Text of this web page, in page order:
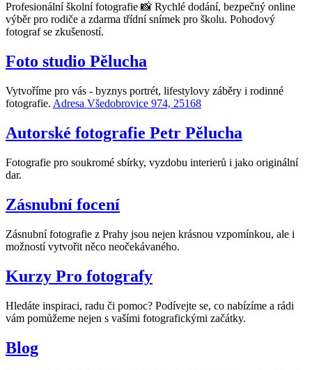
Profesionální školní fotografie 📸 Rychlé dodání, bezpečný online
výběr pro rodiče a zdarma třídní snímek pro školu. Pohodový
fotograf se zkušeností.
Foto studio Pělucha
Vytvoříme pro vás - byznys portrét, lifestylovy záběry i rodinné
fotografie. Adresa Všedobrovice 974, 25168
Autorské fotografie Petr Pělucha
Fotografie pro soukromé sbírky, vyzdobu interierů i jako originální
dar.
Zásnubní focení
Zásnubní fotografie z Prahy jsou nejen krásnou vzpomínkou, ale i
možností vytvořit něco neočekávaného.
Kurzy Pro fotografy
Hledáte inspiraci, radu či pomoc? Podívejte se, co nabízíme a rádi
vám pomůžeme nejen s vašími fotografickými začátky.
Blog